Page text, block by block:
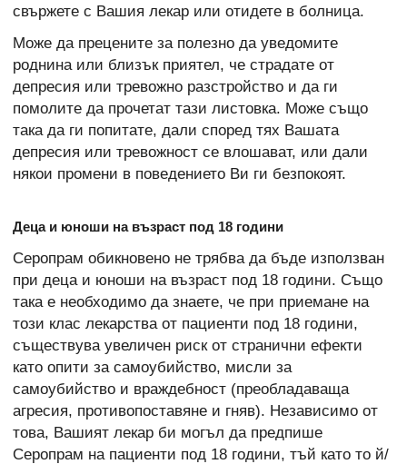
свържете с Вашия лекар или отидете в болница.
Може да прецените за полезно да уведомите
роднина или близък приятел, че страдате от
депресия или тревожно разстройство и да ги
помолите да прочетат тази листовка. Може също
така да ги попитате, дали според тях Вашата
депресия или тревожност се влошават, или дали
някои промени в поведението Ви ги безпокоят.
Деца и юноши на възраст под 18 години
Серопрам обикновено не трябва да бъде използван
при деца и юноши на възраст под 18 години. Също
така е необходимо да знаете, че при приемане на
този клас лекарства от пациенти под 18 години,
съществува увеличен риск от странични ефекти
като опити за самоубийство, мисли за
самоубийство и враждебност (преобладаваща
агресия, противопоставяне и гняв). Независимо от
това, Вашият лекар би могъл да предпише
Серопрам на пациенти под 18 години, тъй като то й/